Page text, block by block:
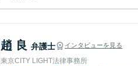
趙 良 弁護士 インタビューを見る
東京CITY LIGHT法律事務所